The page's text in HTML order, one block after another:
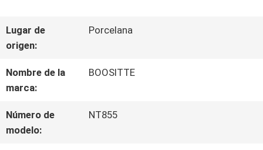
DE
LA
FÁBRICA
Lugar de
origen:
Porcelana
Nombre de la
marca:
BOOSITTE
Número de
modelo:
NT855